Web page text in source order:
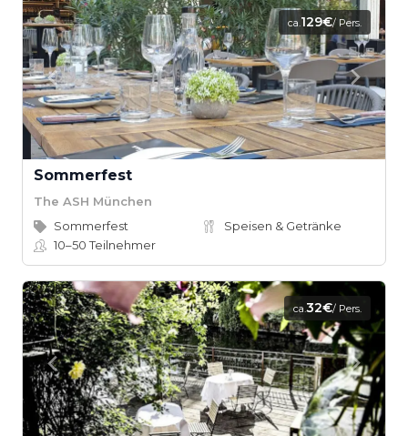
ca.129€/ Pers.
Sommerfest
The ASH München
Sommerfest
Speisen & Getränke
10–50Teilnehmer
ca.32€/ Pers.